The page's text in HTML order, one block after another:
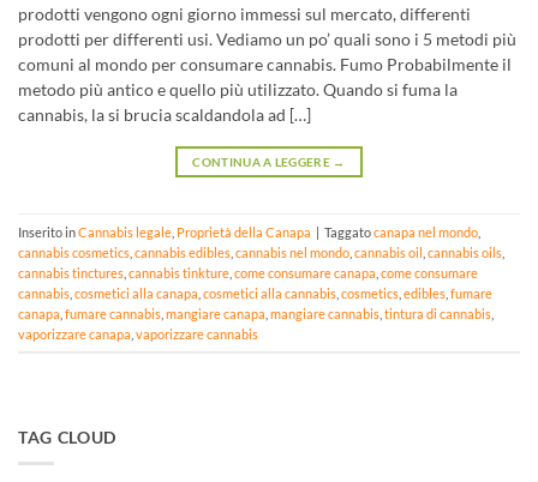
prodotti vengono ogni giorno immessi sul mercato, differenti
prodotti per differenti usi. Vediamo un po’ quali sono i 5 metodi più
comuni al mondo per consumare cannabis. Fumo Probabilmente il
metodo più antico e quello più utilizzato. Quando si fuma la
cannabis, la si brucia scaldandola ad […]
CONTINUA A LEGGERE →
Inserito inCannabis legale Proprietà della Canapa | Taggatocanapa nel mondo
cannabis cosmetics cannabis edibles cannabis nel mondo cannabis oil cannabis oils
cannabis tinctures cannabis tinkture come consumare canapa come consumare
cannabis cosmetici alla canapa cosmetici alla cannabis cosmetics edibles fumare
canapa fumare cannabis mangiare canapa mangiare cannabis tintura di cannabis
vaporizzare canapa vaporizzare cannabis
TAG CLOUD